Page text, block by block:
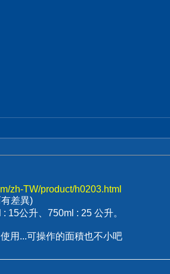
zh-TW/product/h0203.html
差異)
15公升、750ml : 25 公升。
用...可操作的面積也不小吧